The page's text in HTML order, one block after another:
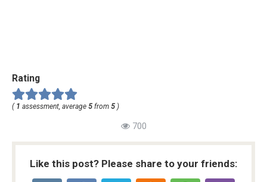
Rating
( 1 assessment, average 5 from 5 )
700
Like this post? Please share to your friends: